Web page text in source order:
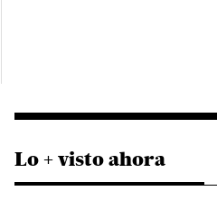
Lo + visto ahora